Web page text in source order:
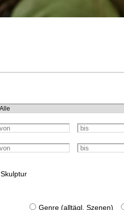
Skulptur
Genre (alltägl. Szenen)